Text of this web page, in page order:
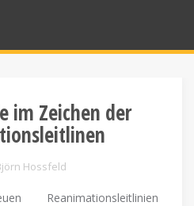
im Zeichen der
Hossfeld
Reanimationsleitlinien